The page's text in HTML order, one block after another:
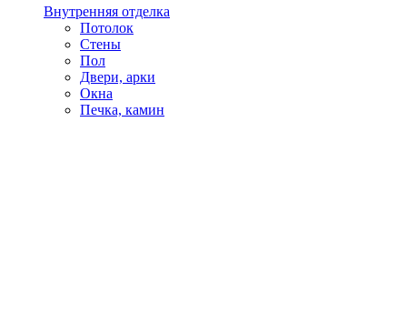
Внутренняя отделка
Потолок
Стены
Пол
Двери, арки
Окна
Печка, камин